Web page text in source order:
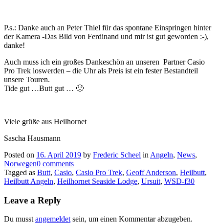
P.s.: Danke auch an Peter Thiel für das spontane Einspringen hinter
der Kamera -Das Bild von Ferdinand und mir ist gut geworden :-),
danke!
Auch muss ich ein großes Dankeschön an unseren Partner Casio
Pro Trek loswerden – die Uhr als Preis ist ein fester Bestandteil
unsere Touren.
Tide gut …Butt gut … 🙂
Viele grüße aus Heilhornet
Sascha Hausmann
Posted on 16. April 2019 by Frederic Scheel in Angeln, News,
Norwegen0 comments
Tagged as Butt, Casio, Casio Pro Trek, Geoff Anderson, Heilbutt,
Heilbutt Angeln, Heilhornet Seaside Lodge, Ursuit, WSD-f30
Leave a Reply
Du musstangemeldetsein, um einen Kommentar abzugeben.